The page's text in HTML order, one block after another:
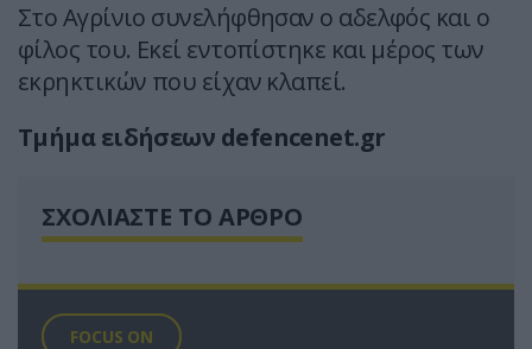
Στο Αγρίνιο συνελήφθησαν ο αδελφός και ο
φίλος του. Εκεί εντοπίστηκε και μέρος των
εκρηκτικών που είχαν κλαπεί.
Τμήμα ειδήσεων defencenet.gr
ΣΧΟΛΙΑΣΤΕ ΤΟ ΑΡΘΡΟ
FOCUS ON